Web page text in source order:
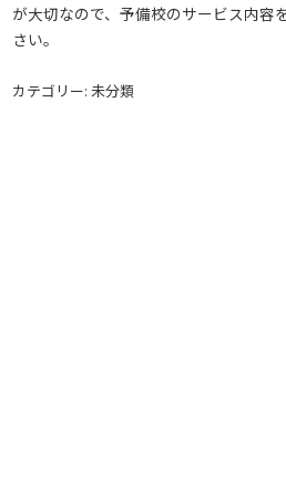
が大切なので、予備校のサービス内容
さい。
カテゴリー: 未分類